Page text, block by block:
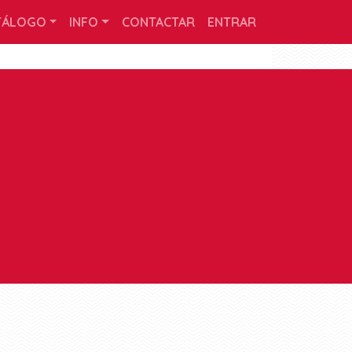
INFO CONTACTAR ENTRAR